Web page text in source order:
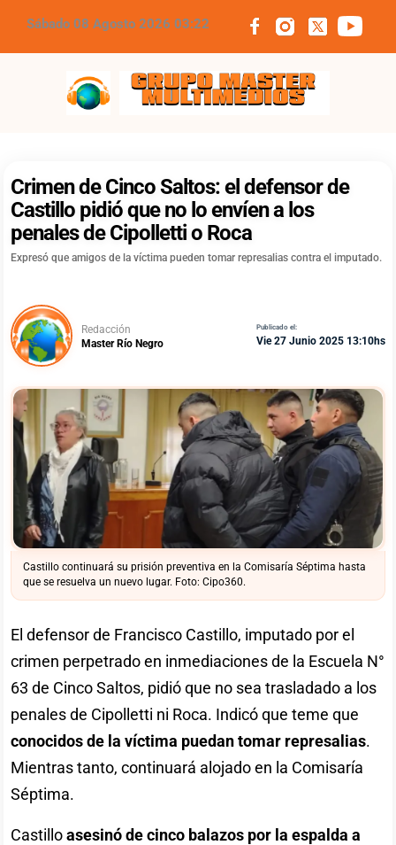
Sábado 08 Agosto 2026 03:22
Grupo Master Multimedios
Crimen de Cinco Saltos: el defensor de
Castillo pidió que no lo envíen a los
penales de Cipolletti o Roca
Expresó que amigos de la víctima pueden tomar represalias contra el imputado.
Redacción
Master Río Negro
Publicado el:
Vie 27 Junio 2025 13:10hs
Castillo continuará su prisión preventiva en la Comisaría Séptima hasta
que se resuelva un nuevo lugar. Foto: Cipo360.
El defensor de Francisco Castillo, imputado por el
crimen perpetrado en inmediaciones de la Escuela N°
63 de Cinco Saltos, pidió que no sea trasladado a los
penales de Cipolletti ni Roca. Indicó que teme que
conocidos de la víctima puedan tomar represalias.
Mientras tanto, continuará alojado en la Comisaría
Séptima.
Castilloasesinó de cinco balazos por la espalda a